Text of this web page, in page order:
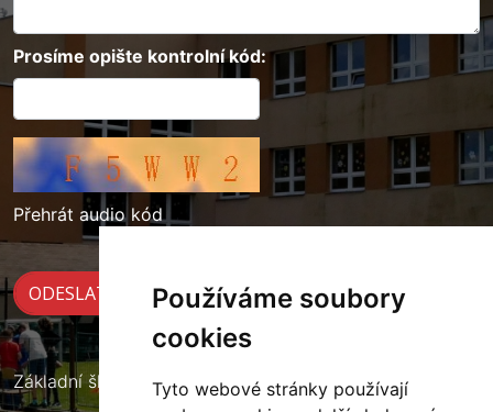
Používáme soubory
cookies
Tyto webové stránky používají
Prosíme opište kontrolní kód:
Přehrát audio kód
Základní škola Cerekvice nad Loučnou